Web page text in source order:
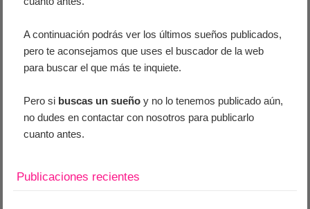
A continuación podrás ver los últimos sueños publicados,
pero te aconsejamos que uses el buscador de la web
para buscar el que más te inquiete.
Pero si buscas un sueño y no lo tenemos publicado aún,
no dudes en contactar con nosotros para publicarlo
cuanto antes.
Publicaciones recientes